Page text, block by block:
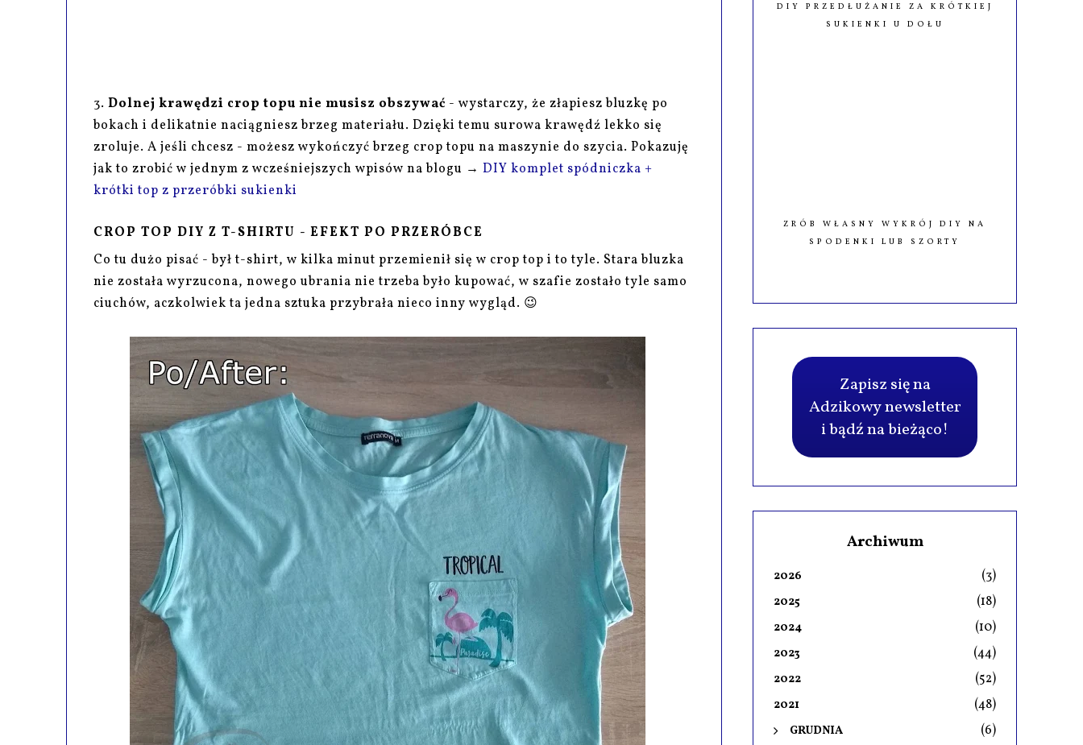
3. Dolnej krawędzi crop topu nie musisz obszywać - wystarczy, że złapiesz bluzkę po
bokach i delikatnie naciągniesz brzeg materiału. Dzięki temu surowa krawędź lekko się
zroluje. A jeśli chcesz - możesz wykończyć brzeg crop topu na maszynie do szycia. Pokazuję
jak to zrobić w jednym z wcześniejszych wpisów na blogu → DIY komplet spódniczka +
krótki top z przeróbki sukienki
CROP TOP DIY Z T-SHIRTU - EFEKT PO PRZERÓBCE
Co tu dużo pisać - był t-shirt, w kilka minut przemienił się w crop top i to tyle. Stara bluzka
nie została wyrzucona, nowego ubrania nie trzeba było kupować, w szafie zostało tyle samo
ciuchów, aczkolwiek ta jedna sztuka przybrała nieco inny wygląd. 😉
DIY PRZEDŁUŻANIE ZA KRÓTKIEJ
SUKIENKI U DOŁU
ZRÓB WŁASNY WYKRÓJ DIY NA
SPODENKI LUB SZORTY
Zapisz się na
Adzikowy newsletter
i bądź na bieżąco!
Archiwum
2026 (3)
2025 (18)
2024 (10)
2023 (44)
2022 (52)
2021 (48)
GRUDNIA (6)